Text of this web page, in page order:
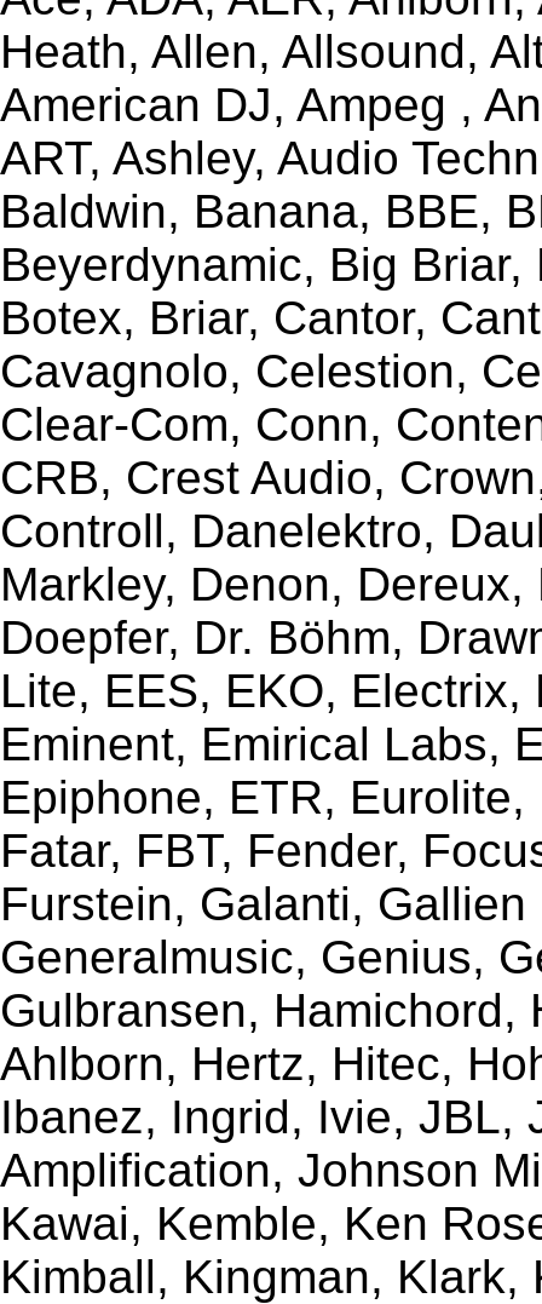
Heath, Allen, Allsound,
American DJ, Ampeg ,
ART, Ashley, Audio
Baldwin, Banana, BBE,
Beyerdynamic, Big
Botex, Briar, Cantor,
Cavagnolo, Celestion,
Clear-Com, Conn,
CRB, Crest Audio,
Controll, Danelektro,
Markley, Denon,
Doepfer, Dr. Böhm,
Lite, EES, EKO,
Eminent, Emirical Labs,
Epiphone, ETR,
Fatar, FBT, Fender,
Furstein, Galanti,
Generalmusic, Genius,
Gulbransen, Hamichord,
Ahlborn, Hertz, Hitec,
Ibanez, Ingrid, Ivie, JBL,
Amplification, Johnson
Kawai, Kemble, Ken
Kimball, Kingman,